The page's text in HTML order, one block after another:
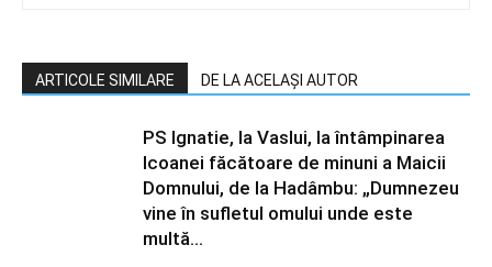
ARTICOLE SIMILARE DE LA ACELAȘI AUTOR
PS Ignatie, la Vaslui, la întâmpinarea
Icoanei făcătoare de minuni a Maicii
Domnului, de la Hadâmbu: „Dumnezeu
vine în sufletul omului unde este
multă...